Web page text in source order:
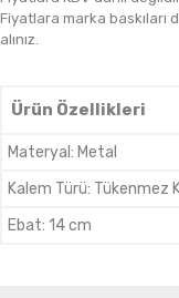
Fiyatlara marka baskıları
alınız.
Ürün Özellikleri
Materyal : Metal
Kalem Türü: Tükenmez
Ebat: 14 cm